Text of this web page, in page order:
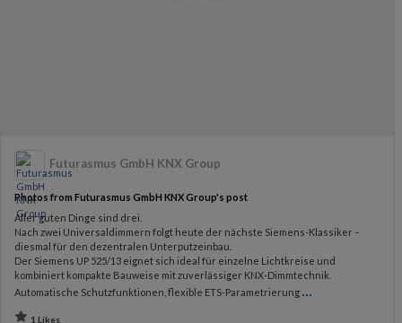
Futurasmus GmbH KNX Group
Photos from Futurasmus GmbH KNX Group's post
Aller guten Dinge sind drei.
Nach zwei Universaldimmern folgt heute der nächste Siemens-Klassiker –
diesmal für den dezentralen Unterputzeinbau.
Der Siemens UP 525/13 eignet sich ideal für einzelne Lichtkreise und
kombiniert kompakte Bauweise mit zuverlässiger KNX-Dimmtechnik.
Automatische Schutzfunktionen, flexible ETS-Parametrierung ...
1 Likes